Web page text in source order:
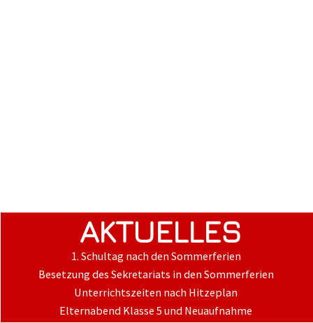
AKTUELLES
1. Schultag nach den Sommerferien
Besetzung des Sekretariats in den Sommerferien
Unterrichtszeiten nach Hitzeplan
Elternabend Klasse 5 und Neuaufnahme